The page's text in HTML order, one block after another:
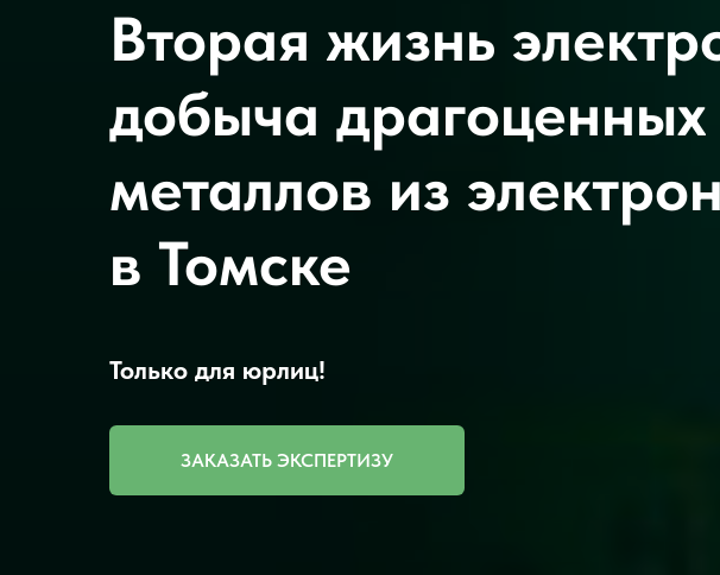
Вторая жизнь
добыча
металлов из
в Томске
Только для юрлиц!
ЗАКАЗАТЬ ЭКСПЕРТИЗУ